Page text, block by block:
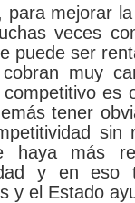
para mejorar
veces
puede ser
muy
es
tener
sin
haya más
y en eso
y el Estado